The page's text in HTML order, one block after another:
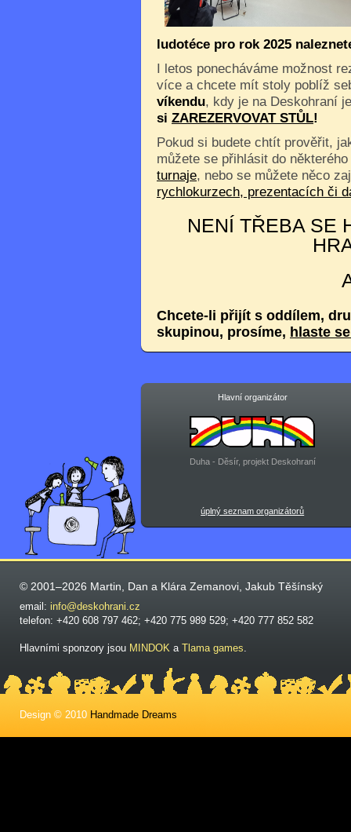
ludotéce pro rok 2025
I letos ponecháváme možnost
více a chcete mít stoly poblíž
víkendu, kdy je na Deskohraní
si ZAREZERVOVAT STŮL!
Pokud si budete chtít prověřit,
můžete se přihlásit do
turnaje, nebo se můžete něco
rychlokurzech, prezentacích či
NENÍ TŘEBA SE
Chcete-li přijít s oddílem,
skupinou, prosíme, hlaste
Hlavní organizátor
Duha - Děsír, projekt Deskohraní
úplný seznam organizátorů
© 2001–2026 Martin, Dan a Klára Zemanovi, Jakub Těšínský
email: info@deskohrani.cz
telefon: +420 608 797 462; +420 775 989 529; +420 777 852 582
Hlavními sponzory jsou MINDOK a Tlama games.
Design © 2010 Handmade Dreams